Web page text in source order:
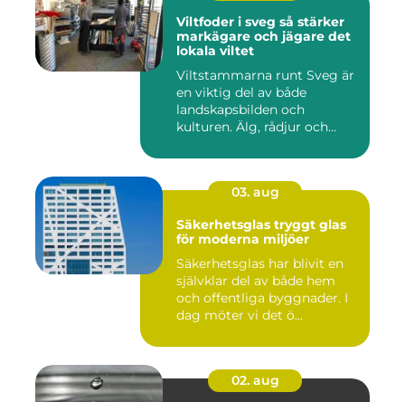
Viltfoder i sveg så stärker
markägare och jägare det
lokala viltet
Viltstammarna runt Sveg är
en viktig del av både
landskapsbilden och
kulturen. Älg, rådjur och
03. aug
Säkerhetsglas tryggt glas
för moderna miljöer
Säkerhetsglas har blivit en
självklar del av både hem
och offentliga byggnader. I
dag möter vi det ö...
02. aug